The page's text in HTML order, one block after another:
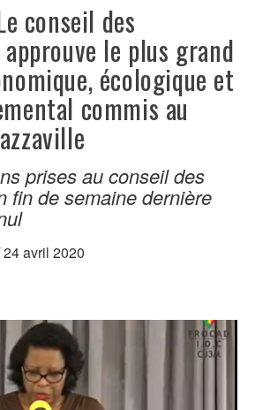
conseil des
le plus grand
écologique et
commis au
prises au conseil des
fin de semaine dernière
24 avril 2020